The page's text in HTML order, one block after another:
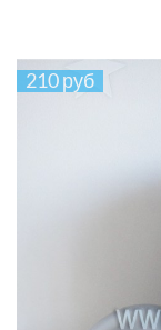
210 руб